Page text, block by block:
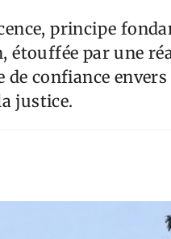
principe
étouffée par une
confiance
justice.